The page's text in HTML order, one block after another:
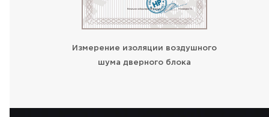
Измерение изоляции воздушного
шума дверного блока